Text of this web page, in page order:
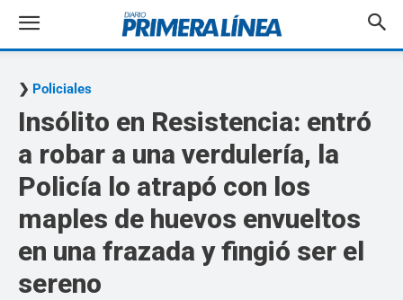
Policiales
Insólito en Resistencia: entró
a robar a una verdulería, la
Policía lo atrapó con los
maples de huevos envueltos
en una frazada y fingió ser el
sereno